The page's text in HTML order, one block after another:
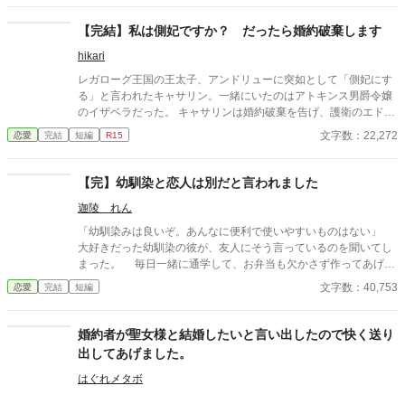
了承くださいませ。 ※※しれっと短編から長編に変更しました。
(だって絶対終わらないと思ったから！)
ら発せられた言葉は、ゼインのとんでもない事実だった――。 ※
ハッピーエンド＆純愛 他サイトでも掲載しております。
【完結】私は側妃ですか？ だったら婚約破棄します
hikari
レガローグ王国の王太子、アンドリューに突如として「側妃にす
る」と言われたキャサリン。一緒にいたのはアトキンス男爵令嬢
のイザベラだった。 キャサリンは婚約破棄を告げ、護衛のエドワ
ードと侍女のエスターと共に実家へと帰る。そして、魔法使いに
弟子入りする。 その後、モナール帝国がレガローグに侵攻する話
に、エドワードはモナール帝国の第一皇子ヴァレンティンを紹介
恋愛 完結 短編 R15 文字数：22,272
【完】幼馴染と恋人は別だと言われました
迦陵 れん
「幼馴染みは良いぞ。あんなに便利で使いやすいものはない」
大好きだった幼馴染の彼が、友人にそう言っているのを聞いてし
まった。 毎日一緒に通学して、お弁当も欠かさず作ってあげて
いたのに。 幼馴染と恋人は別なのだとも言っていた。 そし
て、ある日突然、私は全てを奪われた。 幼馴染としての役割ま
を目指しました。 内容的に薄い部分があるかもしれませんが、
短く纏めることを重視したので、物足りなかったらすみませんm
(_ _)m
恋愛 完結 短編 文字数：40,753
婚約者が聖女様と結婚したいと言い出したので快く送り
出してあげました。
はぐれメタボ